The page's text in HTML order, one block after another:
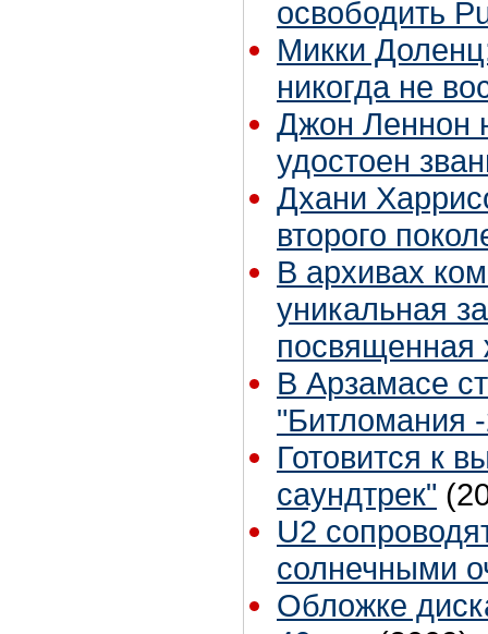
освободить
Микки
никогда не
Джон Леннон
удостоен
Дхани
второго
В архивах
уникальная
посвященная
В Арзамасе
"Битломания
Готовится к
саундтрек"
U2
солнечными
Обложке